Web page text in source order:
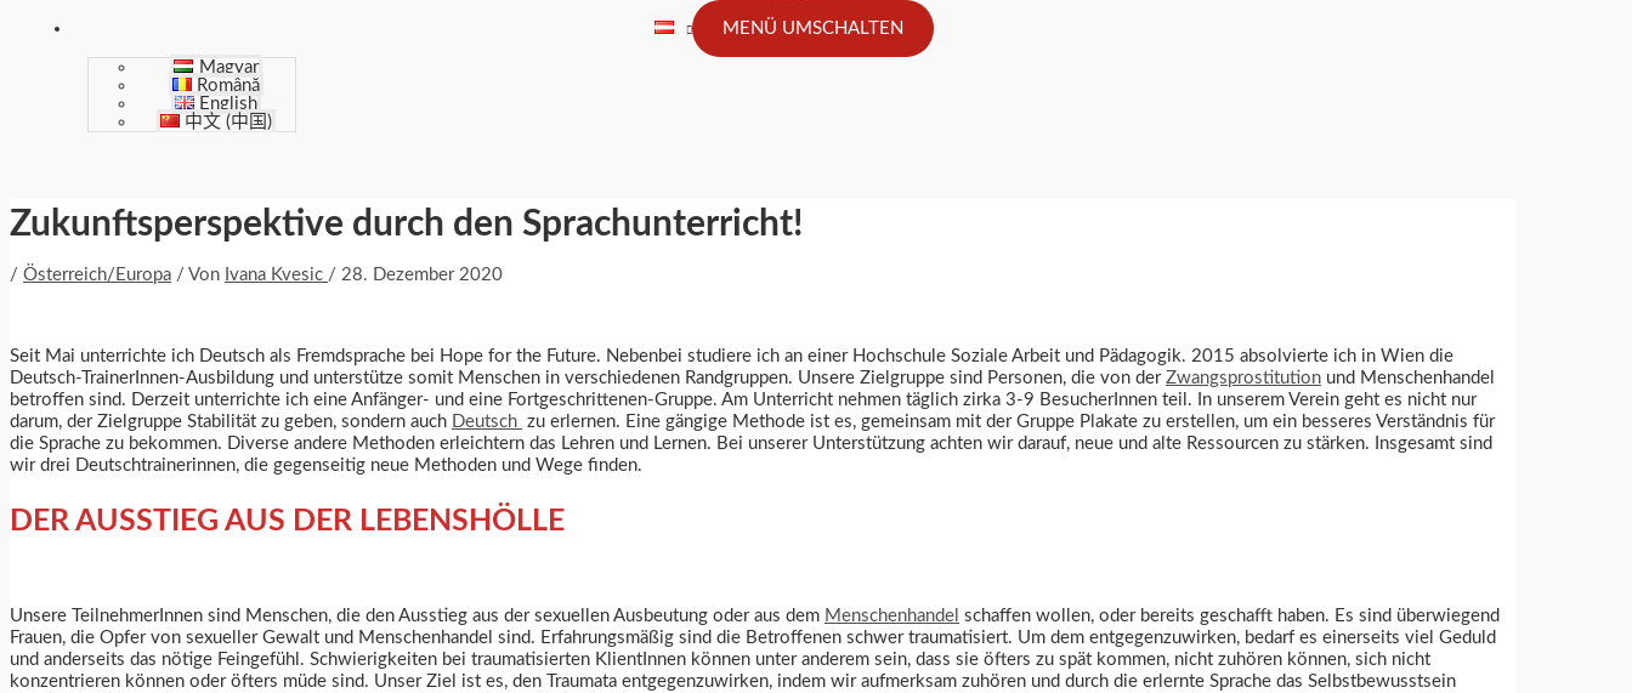
MENÜ UMSCHALTEN
Magyar
Română
English
中文 (中国)
Zukunftsperspektive durch den Sprachunterricht!
/ Österreich/Europa / Von Ivana Kvesic / 28. Dezember 2020
Seit Mai unterrichte ich Deutsch als Fremdsprache bei Hope for the Future. Nebenbei studiere ich an einer Hochschule Soziale Arbeit und Pädagogik. 2015 absolvierte ich in Wien die
Deutsch-TrainerInnen-Ausbildung und unterstütze somit Menschen in verschiedenen Randgruppen. Unsere Zielgruppe sind Personen, die von der Zwangsprostitution und Menschenhandel
betroffen sind. Derzeit unterrichte ich eine Anfänger- und eine Fortgeschrittenen-Gruppe. Am Unterricht nehmen täglich zirka 3-9 BesucherInnen teil. In unserem Verein geht es nicht nur
darum, der Zielgruppe Stabilität zu geben, sondern auch
Deutsch zu erlernen. Eine gängige Methode ist es, gemeinsam mit der Gruppe Plakate zu erstellen, um ein besseres Verständnis für
die Sprache zu bekommen. Diverse andere Methoden erleichtern das Lehren und Lernen. Bei unserer Unterstützung achten wir darauf, neue und alte Ressourcen zu stärken. Insgesamt sind
wir drei Deutschtrainerinnen, die gegenseitig neue Methoden und Wege finden.
DER AUSSTIEG AUS DER LEBENSHÖLLE
Unsere TeilnehmerInnen sind Menschen, die den Ausstieg aus der sexuellen Ausbeutung oder aus dem Menschenhandel schaffen wollen, oder bereits geschafft haben. Es sind überwiegend
Frauen, die Opfer von sexueller Gewalt und Menschenhandel sind. Erfahrungsmäßig sind die Betroffenen schwer traumatisiert. Um dem entgegenzuwirken, bedarf es einerseits viel Geduld
und anderseits das nötige Feingefühl. Schwierigkeiten bei traumatisierten KlientInnen können unter anderem sein, dass sie öfters zu spät kommen, nicht zuhören können, sich nicht
konzentrieren können oder öfters müde sind. Unser Ziel ist es, den Traumata entgegenzuwirken, indem wir aufmerksam zuhören und durch die erlernte Sprache das Selbstbewusstsein